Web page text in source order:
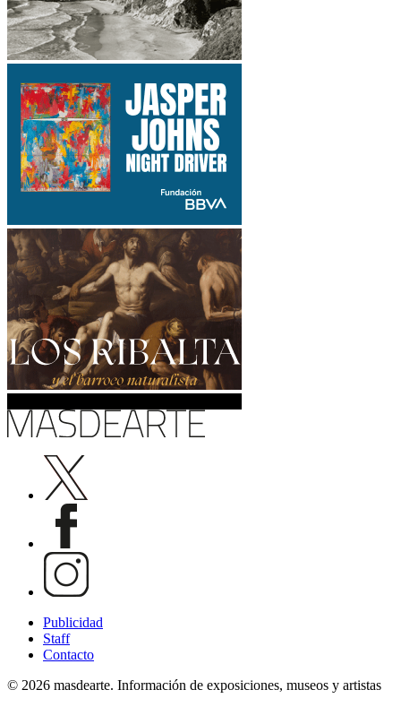
Publicidad
Staff
Contacto
© 2026 masdearte. Información de exposiciones, museos y artistas